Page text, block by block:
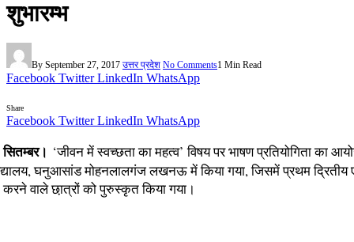
शुभारम्भ
By September 27, 2017 उत्तर प्रदेश No Comments1 Min Read
Facebook Twitter LinkedIn WhatsApp
Share
Facebook Twitter LinkedIn WhatsApp
‘जीवन में स्वच्छता का महत्व’ विषय पर भाषण प्रतियोगिता का
घनुआसांड मोहनलालगंज लखनऊ में किया गया, जिसमें प्रथम द्रितीय
करने वाले छा़त्रों को पुरुस्कृत किया गया।